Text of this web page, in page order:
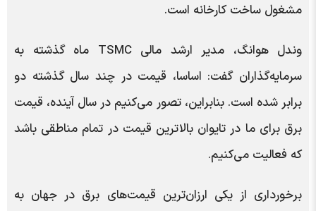
مشغول ساخت کارخانه است.
وندل هوانگ، مدیر ارشد مالی TSMC ماه گذشته به
سرمایه‌گذاران گفت: اساسا، قیمت در چند سال گذشته دو
برابر شده است. بنابراین، تصور می‌کنیم در سال آینده، قیمت
برق برای ما در تایوان بالاترین قیمت در تمام مناطقی باشد
که فعالیت می‌کنیم.
برخورداری از یکی ارزان‌ترین قیمت‌های برق در جهان به